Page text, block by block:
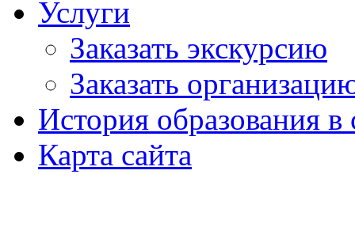
Услуги
Заказать экскурсию
Заказать
История образования в
Карта сайта